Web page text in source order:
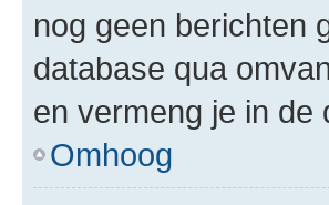
nog geen berichten
database qua
en vermeng je in de
Omhoog